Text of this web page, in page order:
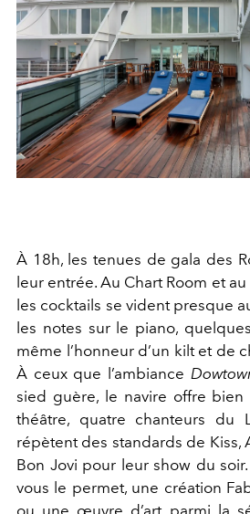
À 18h, les tenues de gala des
leur entrée. Au Chart Room et
les cocktails se vident presque
les notes sur le piano,
même l’honneur d’un kilt et de
À ceux que l’ambiance
sied guère, le navire offre bien
théâtre, quatre chanteurs du
répètent des standards de Kiss,
Bon Jovi pour leur show du
vous le permet, une création